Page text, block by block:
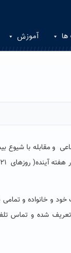
آموزش
و مقابله با شیوع
آینده( روزهای۲۱ تیرماه تا ۲۵ تیرماه)
و خانواده و تمامی
شده و تماس